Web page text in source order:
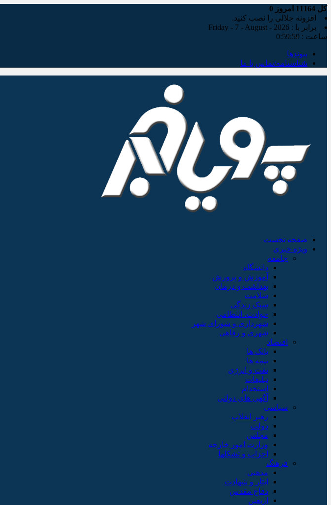
کل امروز 0
افزونه جلالی را نصب کنید.
برابر با : Friday - 7 - August - 2026
ساعت : 0:59:59
پیوندها
شناسنامه/تماس با ما
صفحه نخست
ویژه خبری
جامعه
دانشگاه
آموزش و پرورش
بهداشت و درمان
سلامت
سبک زندگی
حوادث، انتظامی
شهرداری و شورای شهر
شهری و رفاهی
اقتصاد
بانک ها
بیمه ها
نفت و انرژی
تبلیغات
استخدام
آگهی های دولتی
سیاسی
رهبر انقلاب
دولت
مجلس
وزارت امور خارجه
احزاب و تشکلها
فرهنگ
مذهبی
ایثار و شهادت
دفاع مقدس
اربعین